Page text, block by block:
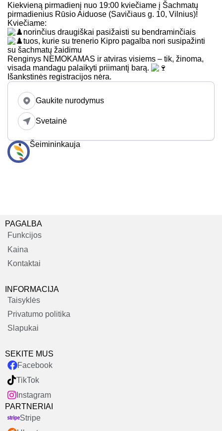
Kiekvieną pirmadienį nuo 19:00 kviečiame į Šachmatų
pirmadienius Rūsio Aiduose (Savičiaus g. 10, Vilnius)!
Kviečiame:
norinčius draugiškai pasižaisti su bendraminčiais
tuos, kurie su trenerio Kipro pagalba nori susipažinti
su šachmatų žaidimu
Renginys NEMOKAMAS ir atviras visiems – tik, žinoma,
visada mandagu palaikyti priimantį barą.
Išankstinės registracijos nėra.
Gaukite nurodymus
Svetainė
Šeimininkauja
PAGALBA
Funkcijos
Kaina
Kontaktai
INFORMACIJA
Taisyklės
Privatumo politika
Slapukai
SEKITE MUS
Facebook
TikTok
Instagram
PARTNERIAI
Stripe